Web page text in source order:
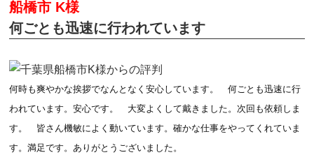
船橋市 K様
何ごとも迅速に行われています
何時も爽やかな挨拶でなんとなく安心しています。 何ごとも迅速に行
われています。安心です。 大変よくして戴きました。次回も依頼しま
す。 皆さん機敏によく動いています。確かな仕事をやってくれていま
す。満足です。ありがとうございました。